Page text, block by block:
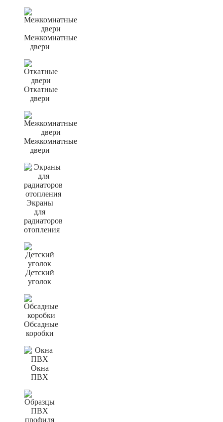
Межкомнатные
двери
Откатные
двери
Межкомнатные
двери
Экраны
для
радиаторов
отопления
Детский
уголок
Обсадные
коробки
Окна
ПВХ